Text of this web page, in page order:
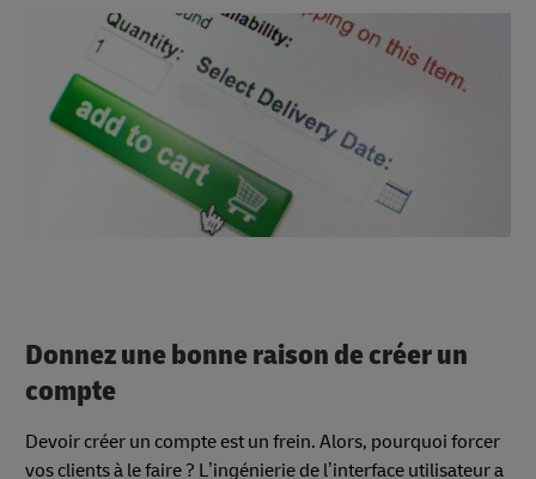
Donnez une bonne raison de créer un
compte
Devoir créer un compte est un frein. Alors, pourquoi forcer
vos clients à le faire ? L’ingénierie de l’interface utilisateur a